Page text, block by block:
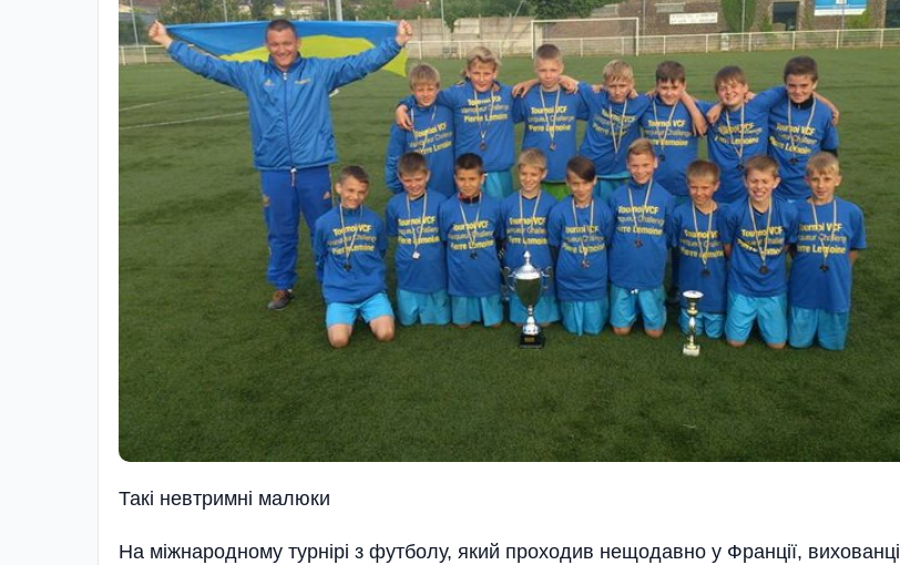
Такі невтримні малюки
На міжнародному тур­нірі з футболу, який проходив нещодавно у Франції, вихованці